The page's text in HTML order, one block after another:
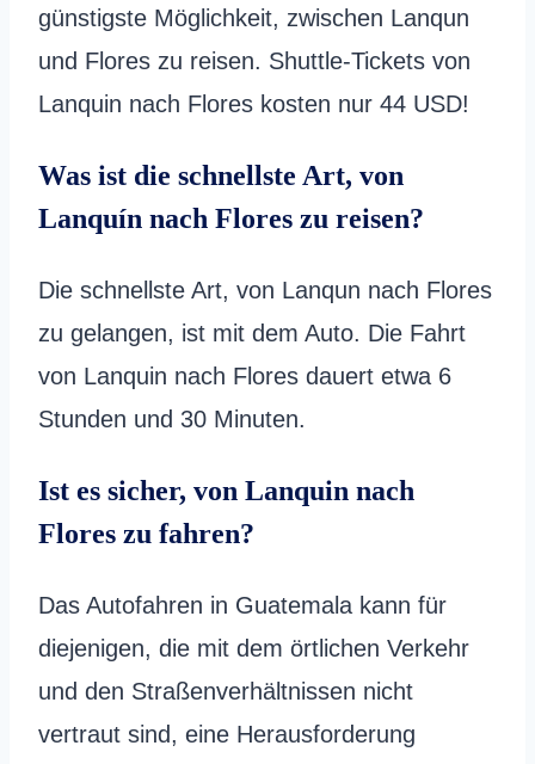
günstigste Möglichkeit, zwischen Lanqun
und Flores zu reisen. Shuttle-Tickets von
Lanquin nach Flores kosten nur 44 USD!
Was ist die schnellste Art, von
Lanquín nach Flores zu reisen?
Die schnellste Art, von Lanqun nach Flores
zu gelangen, ist mit dem Auto. Die Fahrt
von Lanquin nach Flores dauert etwa 6
Stunden und 30 Minuten.
Ist es sicher, von Lanquin nach
Flores zu fahren?
Das Autofahren in Guatemala kann für
diejenigen, die mit dem örtlichen Verkehr
und den Straßenverhältnissen nicht
vertraut sind, eine Herausforderung